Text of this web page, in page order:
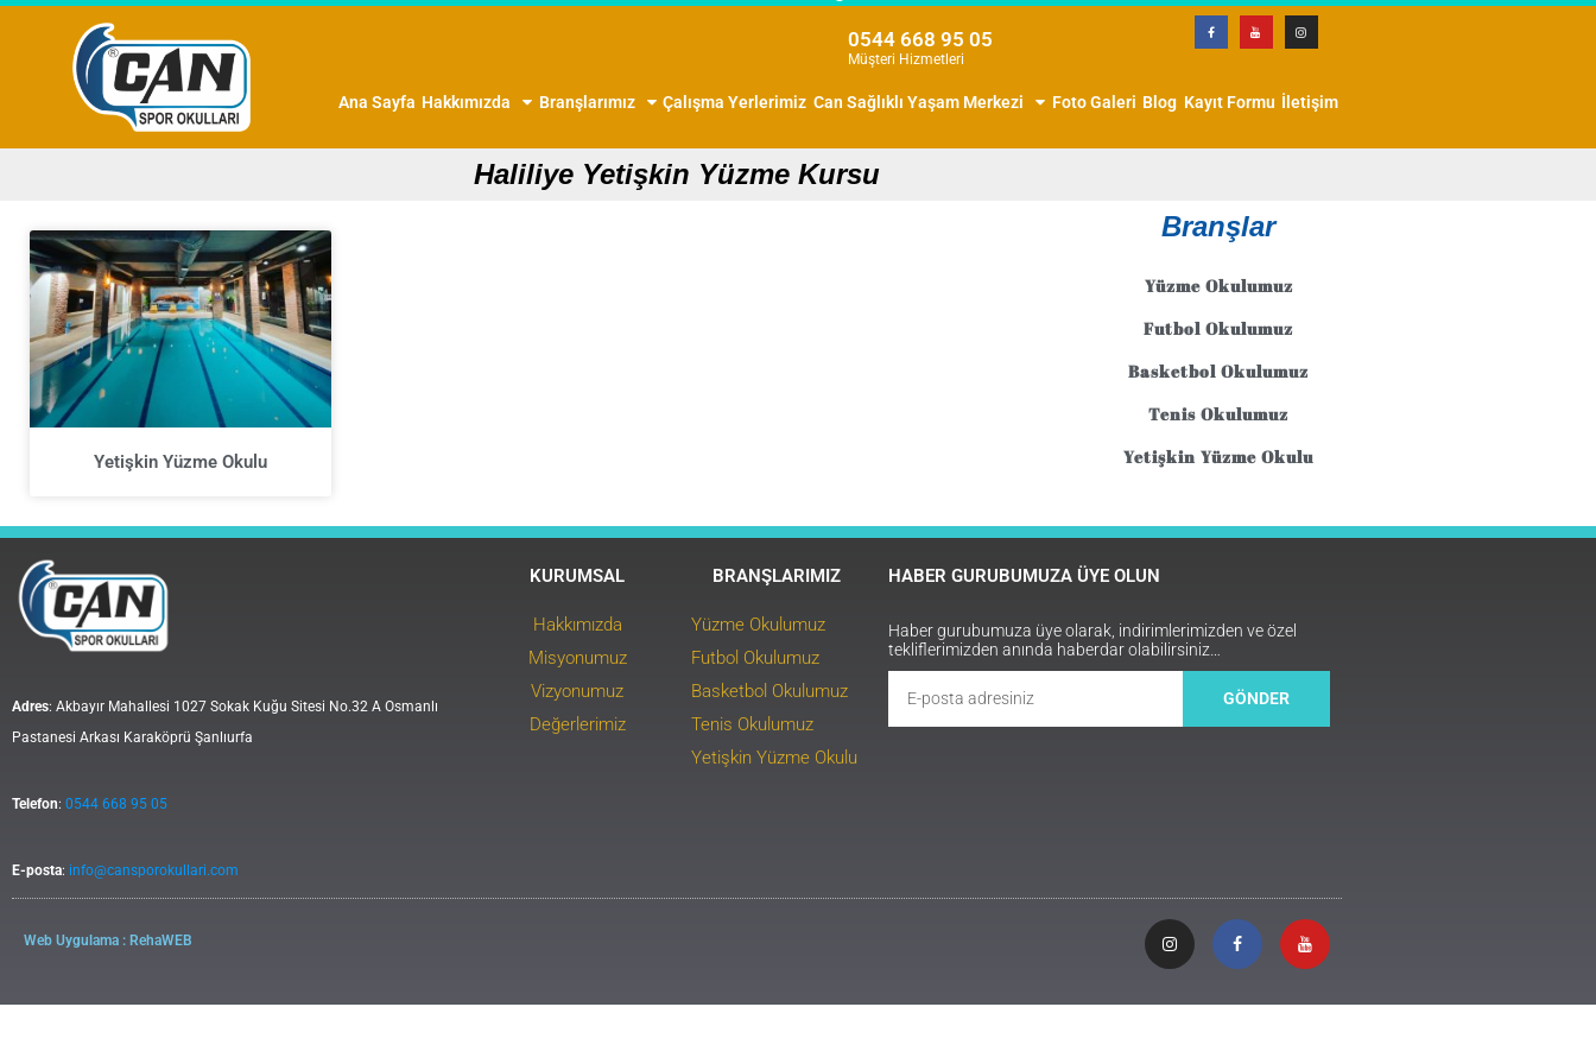
0544 668 95 05
Müşteri Hizmetleri
Ana Sayfa Hakkımızda Branşlarımız Çalışma Yerlerimiz Can Sağlıklı Yaşam Merkezi Foto Galeri Blog Kayıt Formu İletişim
Haliliye Yetişkin Yüzme Kursu
Yetişkin Yüzme Okulu
Branşlar
Yüzme Okulumuz
Futbol Okulumuz
Basketbol Okulumuz
Tenis Okulumuz
Yetişkin Yüzme Okulu
Adres: Akbayır Mahallesi 1027 Sokak Kuğu Sitesi No.32 A Osmanlı
Pastanesi Arkası Karaköprü Şanlıurfa
Telefon: 0544 668 95 05
E-posta: info@cansporokullari.com
KURUMSAL
Hakkımızda
Misyonumuz
Vizyonumuz
Değerlerimiz
BRANŞLARIMIZ
Yüzme Okulumuz
Futbol Okulumuz
Basketbol Okulumuz
Tenis Okulumuz
Yetişkin Yüzme Okulu
HABER GURUBUMUZA ÜYE OLUN
Haber gurubumuza üye olarak, indirimlerimizden ve özel
tekliflerimizden anında haberdar olabilirsiniz…
GÖNDER
Web Uygulama : RehaWEB